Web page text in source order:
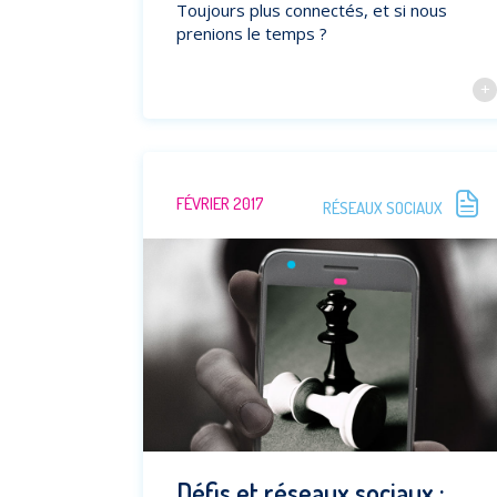
Toujours plus connectés, et si nous
prenions le temps ?
FÉVRIER 2017 RÉSEAUX SOCIAUX